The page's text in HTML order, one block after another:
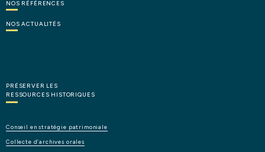
NOS RÉFÉRENCES
NOS ACTUALITÉS
PRÉSERVER LES
RESSOURCES HISTORIQUES
Conseil en stratégie patrimoniale
Collecte d’archives orales